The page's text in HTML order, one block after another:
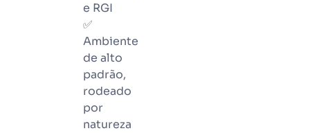
e RGI
✅
Ambiente
de alto
padrão,
rodeado
por
natureza